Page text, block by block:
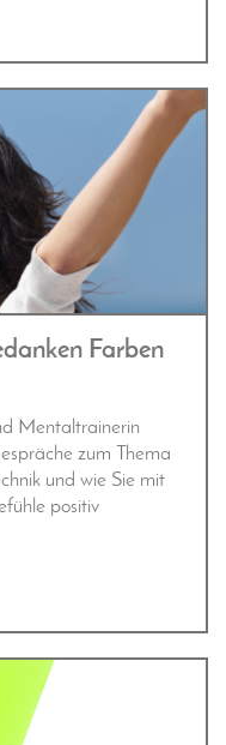
Farben
Mentaltrainerin
zum Thema
und wie Sie mit
positiv